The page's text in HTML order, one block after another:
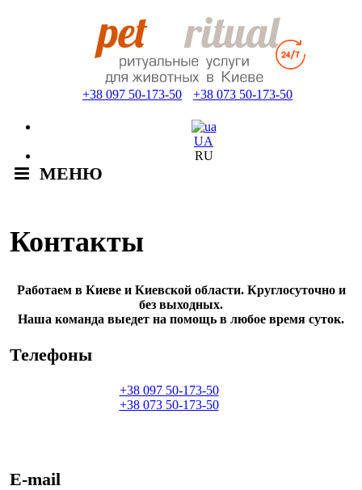
+38 097 50-173-50 +38 073 50-173-50
UA
RU
МЕНЮ
Контакты
Работаем в Киеве и Киевской области. Круглосуточно и
без выходных.
Наша команда выедет на помощь в любое время суток.
Телефоны
+38 097 50-173-50
+38 073 50-173-50
E-mail